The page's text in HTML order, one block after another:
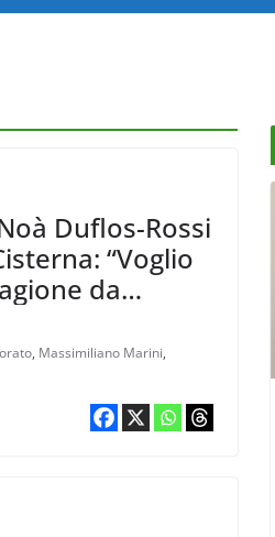
Duflos-Rossi
“Voglio
da
, Massimiliano Marini,